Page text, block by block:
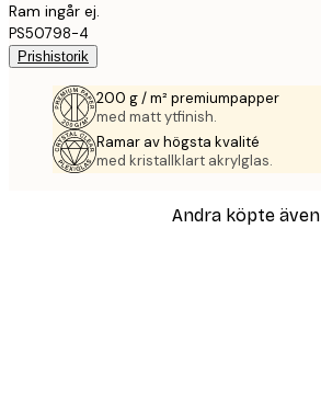
Ram ingår ej.
PS50798-4
Prishistorik
200 g / m² premiumpapper
med matt ytfinish.
Ramar av högsta kvalité
med kristallklart akrylglas.
Andra köpte även